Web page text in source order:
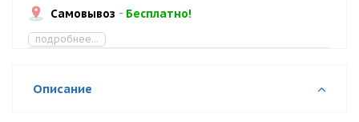
Самовывоз - Бесплатно!
подробнее...
Описание